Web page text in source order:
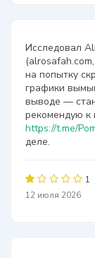
Исследовал
на попытку
графики
выводе —
рекомендую к
https://t.me/
деле.
1
12 июля 2026